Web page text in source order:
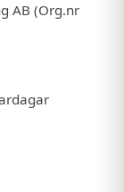
AB (Org.nr